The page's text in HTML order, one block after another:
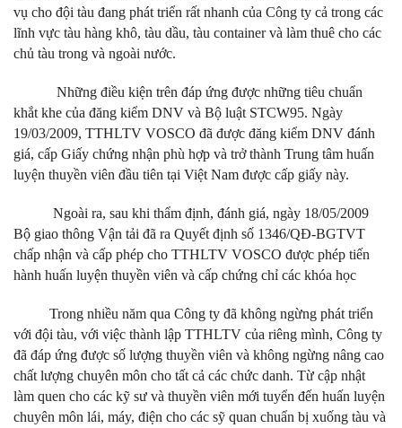
vụ cho đội tàu đang phát triển rất nhanh của Công ty cả trong các
lĩnh vực tàu hàng khô, tàu dầu, tàu container và làm thuê cho các
chủ tàu trong và ngoài nước.
Những điều kiện trên đáp ứng được những tiêu chuẩn
khắt khe của đăng kiểm DNV và Bộ luật STCW95. Ngày
19/03/2009, TTHLTV VOSCO đã được đăng kiểm DNV đánh
giá, cấp Giấy chứng nhận phù hợp và trở thành Trung tâm huấn
luyện thuyền viên đầu tiên tại Việt Nam được cấp giấy này.
Ngoài ra, sau khi thẩm định, đánh giá, ngày 18/05/2009
Bộ giao thông Vận tải đã ra Quyết định số 1346/QĐ-BGTVT
chấp nhận và cấp phép cho TTHLTV VOSCO được phép tiến
hành huấn luyện thuyền viên và cấp chứng chỉ các khóa học
Trong nhiều năm qua Công ty đã không ngừng phát triển
với đội tàu, với việc thành lập TTHLTV của riêng mình, Công ty
đã đáp ứng được số lượng thuyền viên và không ngừng nâng cao
chất lượng chuyên môn cho tất cả các chức danh. Từ cập nhật
làm quen cho các kỹ sư và thuyền viên mới tuyển đến huấn luyện
chuyên môn lái, máy, điện cho các sỹ quan chuẩn bị xuống tàu và